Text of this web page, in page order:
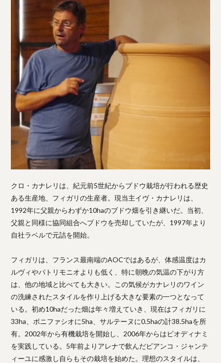
クロ・カナレリは、紀元前5世紀からブドウ栽培が行われる歴史
ある生産地、フィガリの生産者。現当主イヴ・カナレリは、
1992年に父親からわずか10haのブドウ畑を引き継いだ。当初、
父親と同様に協同組合へブドウを売却していたが、1997年より
自社ラベルで元詰を開始。
フィガリは、フランス最南端のAOCではあるが、体感温度はカ
ルヴィやパトリモニオよりも低く、特に朝晩の気温の下がり方
は、他の地域と比べても大きい。この気候がカナレリのワイン
の洗練されたスタイルを作り上げる大きな要素の一つとなって
いる。初め10haだった畑は年々増えていき、現在はフィガリに
33ha、ボニファシオに5ha、サルテーヌに0.5haの計38.5haを所
有。2002年から有機栽培を開始し、2006年からはビオディナミ
を実践している。5年前よりアレナで飲んだビアンコ・ジャンテ
ィーユに感激し自らもその栽培を始めた。理想のスタイルは、